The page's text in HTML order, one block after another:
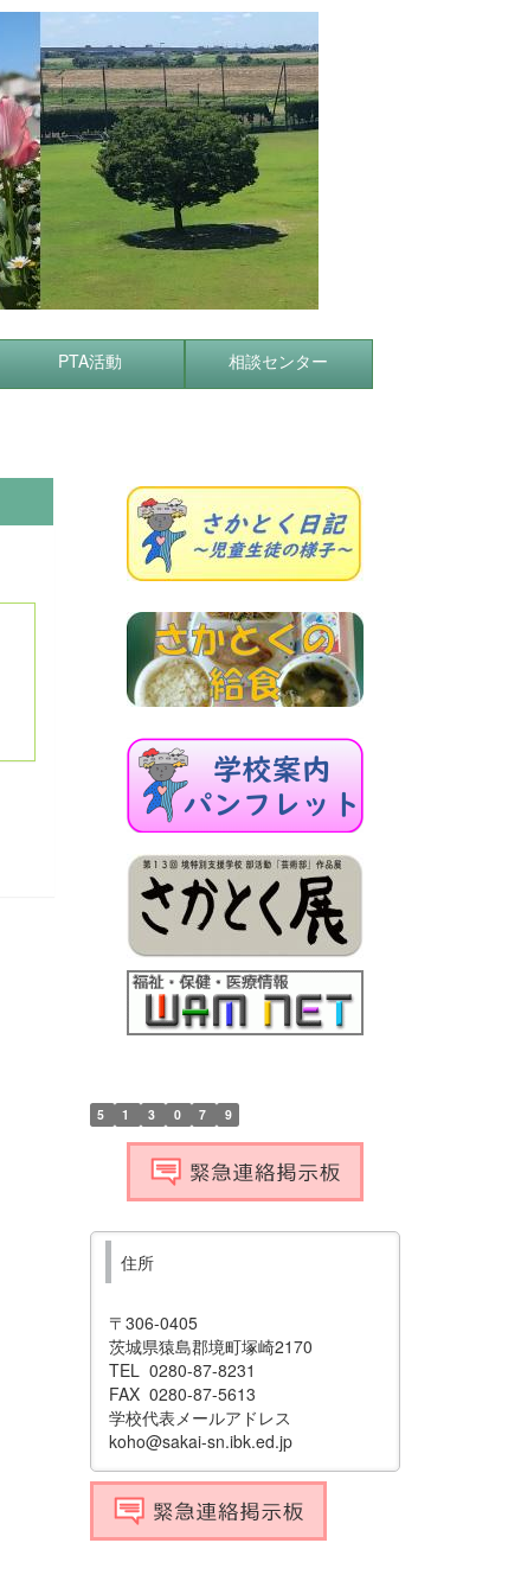
PTA活動 相談センター
5 1 3 0 7 9
住所
〒306-0405
茨城県猿島郡境町塚崎2170
TEL 0280-87-8231
FAX 0280-87-5613
学校代表メールアドレス
koho@sakai-sn.ibk.ed.jp